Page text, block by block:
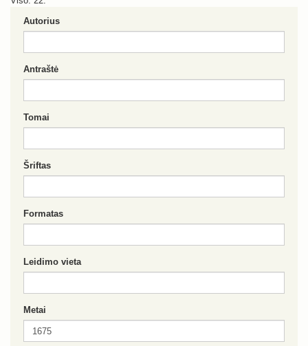
Autorius
Antraštė
Tomai
Šriftas
Formatas
Leidimo vieta
Metai